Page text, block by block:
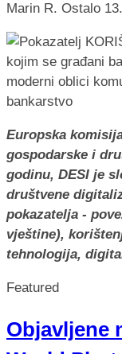
Marin R. Ostalo
Europska
gospodarske i
godinu, DESI je
društvene
pokazatelja -
vještine),
tehnologija,
Featured
Objavljene